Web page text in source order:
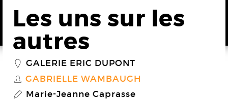
Les uns sur les
autres
_ GALERIE ERIC DUPONT
S GABRIELLE WAMBAUGH
P Marie-Jeanne Caprasse